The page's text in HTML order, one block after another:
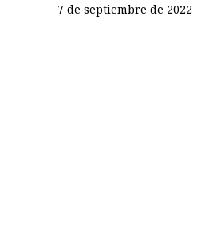
7 de septiembre de 2022